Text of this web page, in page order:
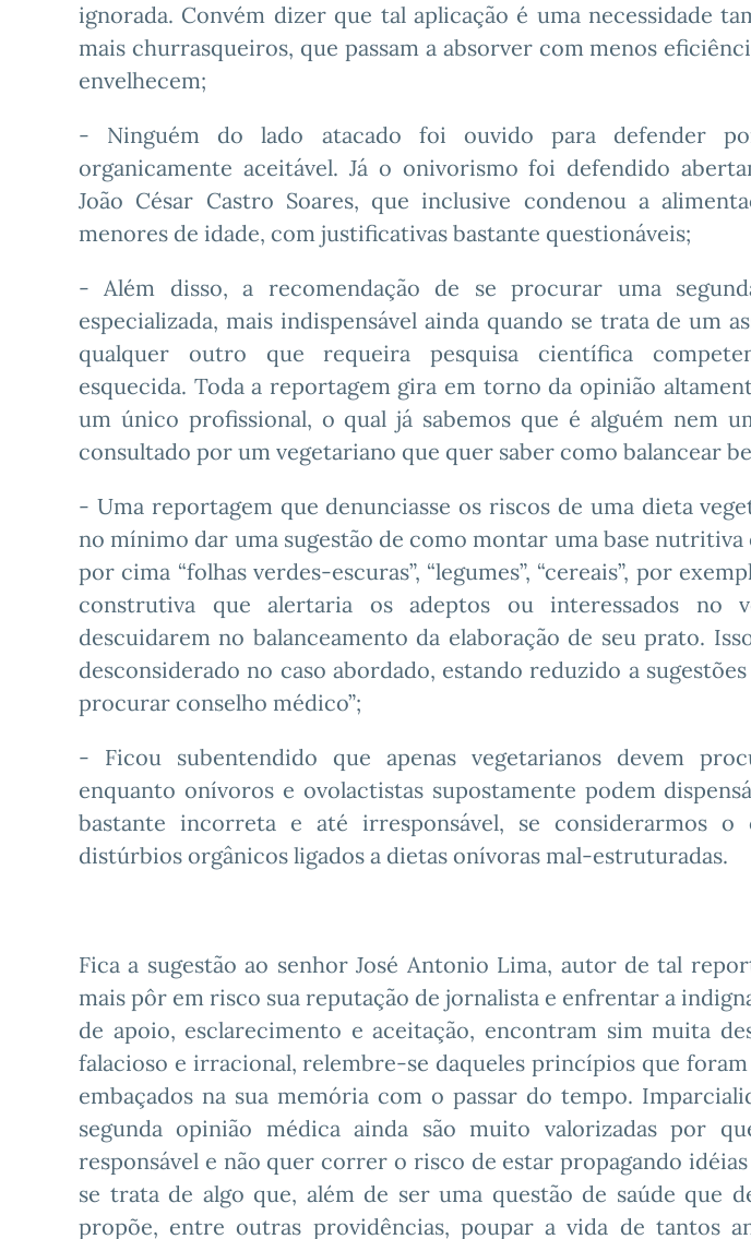
ignorada. Convém dizer que tal aplicação é uma necessidade
mais churrasqueiros, que passam a absorver com menos
envelhecem;
- Ninguém do lado atacado foi ouvido para defender
organicamente aceitável. Já o onivorismo foi defendido
João César Castro Soares, que inclusive condenou a
menores de idade, com justificativas bastante questionáveis;
- Além disso, a recomendação de se procurar uma
especializada, mais indispensável ainda quando se trata de um
qualquer outro que requeira pesquisa científica
esquecida. Toda a reportagem gira em torno da opinião
um único profissional, o qual já sabemos que é alguém nem
consultado por um vegetariano que quer saber como balancear
- Uma reportagem que denunciasse os riscos de uma dieta
no mínimo dar uma sugestão de como montar uma base
por cima “folhas verdes-escuras”, “legumes”, “cereais”, por
construtiva que alertaria os adeptos ou interessados no
descuidarem no balanceamento da elaboração de seu prato.
desconsiderado no caso abordado, estando reduzido a
procurar conselho médico”;
- Ficou subentendido que apenas vegetarianos devem
enquanto onívoros e ovolactistas supostamente podem
bastante incorreta e até irresponsável, se considerarmos o
distúrbios orgânicos ligados a dietas onívoras mal-estruturadas.
Fica a sugestão ao senhor José Antonio Lima, autor de tal
mais pôr em risco sua reputação de jornalista e enfrentar a
de apoio, esclarecimento e aceitação, encontram sim muita
falacioso e irracional, relembre-se daqueles princípios que
embaçados na sua memória com o passar do tempo.
segunda opinião médica ainda são muito valorizadas por
responsável e não quer correr o risco de estar propagando idéias
se trata de algo que, além de ser uma questão de saúde que
propõe, entre outras providências, poupar a vida de tantos